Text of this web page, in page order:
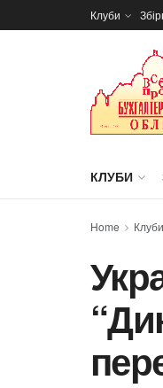
Клуби
КЛУБИ
Home Клуби